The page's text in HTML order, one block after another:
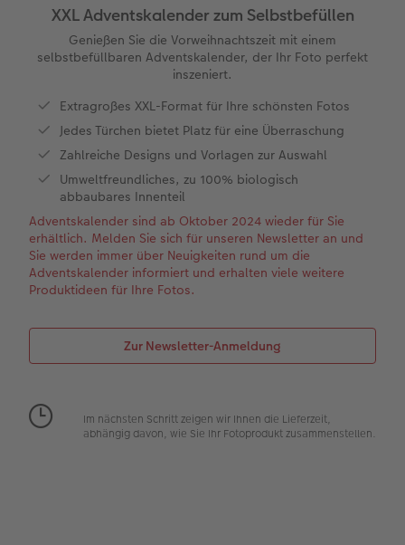
XXL Panorama
Compact Panorama
Compact Quadratisch
Papiersorte
Einbande
Optionen
Veredelung
Art Collection
Square Prints
Fine Art Prints
Mini Prints
Foto im Rahmen
Premium Poster
Fotosets
Fotosticker
Bilderbox
Gallery Print
Foto auf Hartschaumplatte
Foto auf Holz
hexxas
Mehrteiler
Gerahmte Wanddekoration
Alle Zubehör
Wandkalender Fineline
Für Notizen
Kreative Designs
Alle Zübehor
Textilien
Fotomagnete
Handyhüllen
Geschenkbox
CEWE Geschenkgutschein
Art Prints
Geschenkideen
Hochzeitskarten
Babykarten
Geburtstagkarten
Kommunionskarten
Weitere Anlässe
Veredelung
Hochzeit
Haustiere
Tipps für die Wanddekoration
Tipps für Fotobücher
Fotografietipps
CEWE myPhotos
Video tutorials
Fotowettbewerbe
TIPA Awards
Für Kinder
Für Haustiere
Nachhaltige Geschenken
XXL Adventskalender zum Selbstbefüllen
Genießen Sie die Vorweihnachtszeit mit einem
selbstbefüllbaren Adventskalender, der Ihr Foto perfekt
inszeniert.
Extragroßes XXL-Format für Ihre schönsten Fotos
Jedes Türchen bietet Platz für eine Überraschung
Zahlreiche Designs und Vorlagen zur Auswahl
Umweltfreundliches, zu 100% biologisch
abbaubares Innenteil
Adventskalender sind ab Oktober 2024 wieder für Sie
erhältlich. Melden Sie sich für unseren Newsletter an und
Sie werden immer über Neuigkeiten rund um die
Adventskalender informiert und erhalten viele weitere
Produktideen für Ihre Fotos.
Zur Newsletter-Anmeldung
Im nächsten Schritt zeigen wir Ihnen die Lieferzeit,
abhängig davon, wie Sie Ihr Fotoprodukt zusammenstellen.